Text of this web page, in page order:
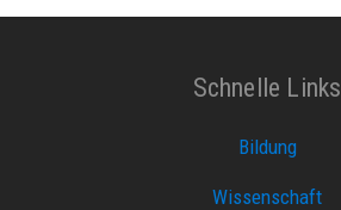
Schnelle Links
Bildung
Wissenschaft